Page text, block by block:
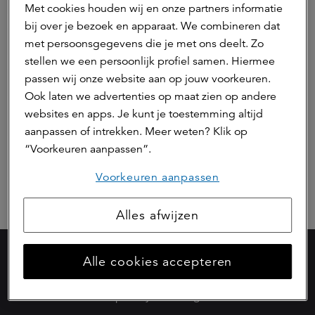
Raad van Commissarissen
Ondernemingsraad
Corporate Governance
werken bij a.s.r.
privacyverklaring
Met cookies houden wij en onze partners informatie
bij over je bezoek en apparaat. We combineren dat
met persoonsgegevens die je met ons deelt. Zo
stellen we een persoonlijk profiel samen. Hiermee
passen wij onze website aan op jouw voorkeuren.
Ook laten we advertenties op maat zien op andere
websites en apps. Je kunt je toestemming altijd
aanpassen of intrekken. Meer weten? Klik op
“Voorkeuren aanpassen”.
Voorkeuren aanpassen
Alles afwijzen
Alle cookies accepteren